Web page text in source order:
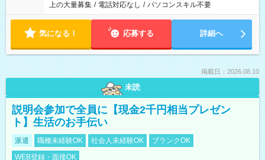
上の大量募集 / 電話対応なし / パソコンスキル不要
気になる！ 応募する 詳細へ
掲載日：2026.08.10
未読
説明会参加で全員に【現金2千円相当プレゼン
ト】生活のお手伝い
派遣 職種未経験OK 社会人未経験OK
ブランクOK
WEB登録・面接OK